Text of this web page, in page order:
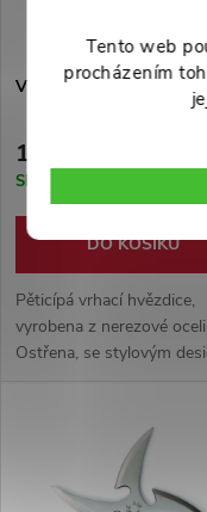
Tento web
procházením
Vrhací hvězdice "ESO"
149 Kč
Skladem
DO KOŠÍKU
Pěticípá vrhací hvězdice,
vyrobena z nerezové oceli.
Ostřena, se stylovým